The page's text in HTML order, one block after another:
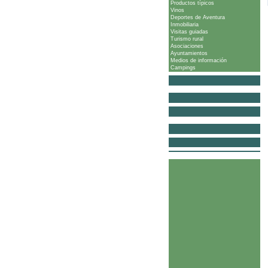
Productos típicos
Vinos
Deportes de Aventura
Inmobiliaria
Visitas guiadas
Turismo rural
Asociaciones
Ayuntamientos
Medios de información
Campings